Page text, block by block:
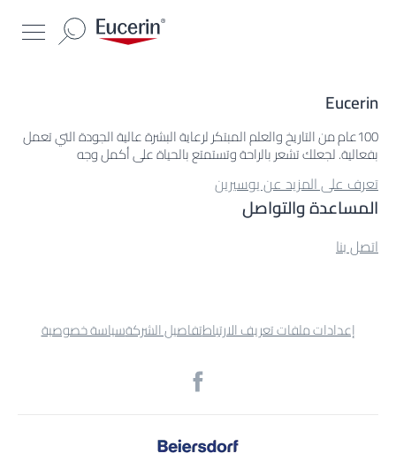
Eucerin
100عام من التاريخ والعلم المبتكر لرعاية البشرة عالية الجودة التي تعمل
بفعالية. لجعلك تشعر بالراحة وتستمتع بالحياة على أكمل وجه
تعرف على المزيد عن يوسيرين
المساعدة والتواصل
اتصل بنا
إعدادات ملفات تعريف الارتباطتفاصيل الشركةسياسة خصوصية